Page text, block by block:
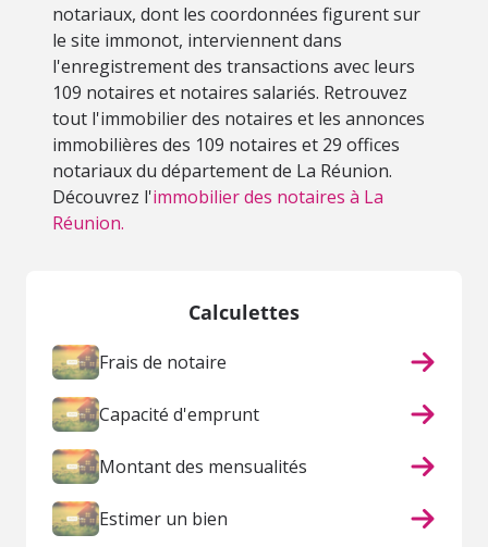
notariaux, dont les coordonnées figurent sur
le site immonot, interviennent dans
l'enregistrement des transactions avec leurs
109 notaires et notaires salariés. Retrouvez
tout l'immobilier des notaires et les annonces
immobilières des 109 notaires et 29 offices
notariaux du département de La Réunion.
Découvrez l'immobilier des notaires à La
Réunion.
Calculettes
Frais de notaire
Capacité d'emprunt
Montant des mensualités
Estimer un bien